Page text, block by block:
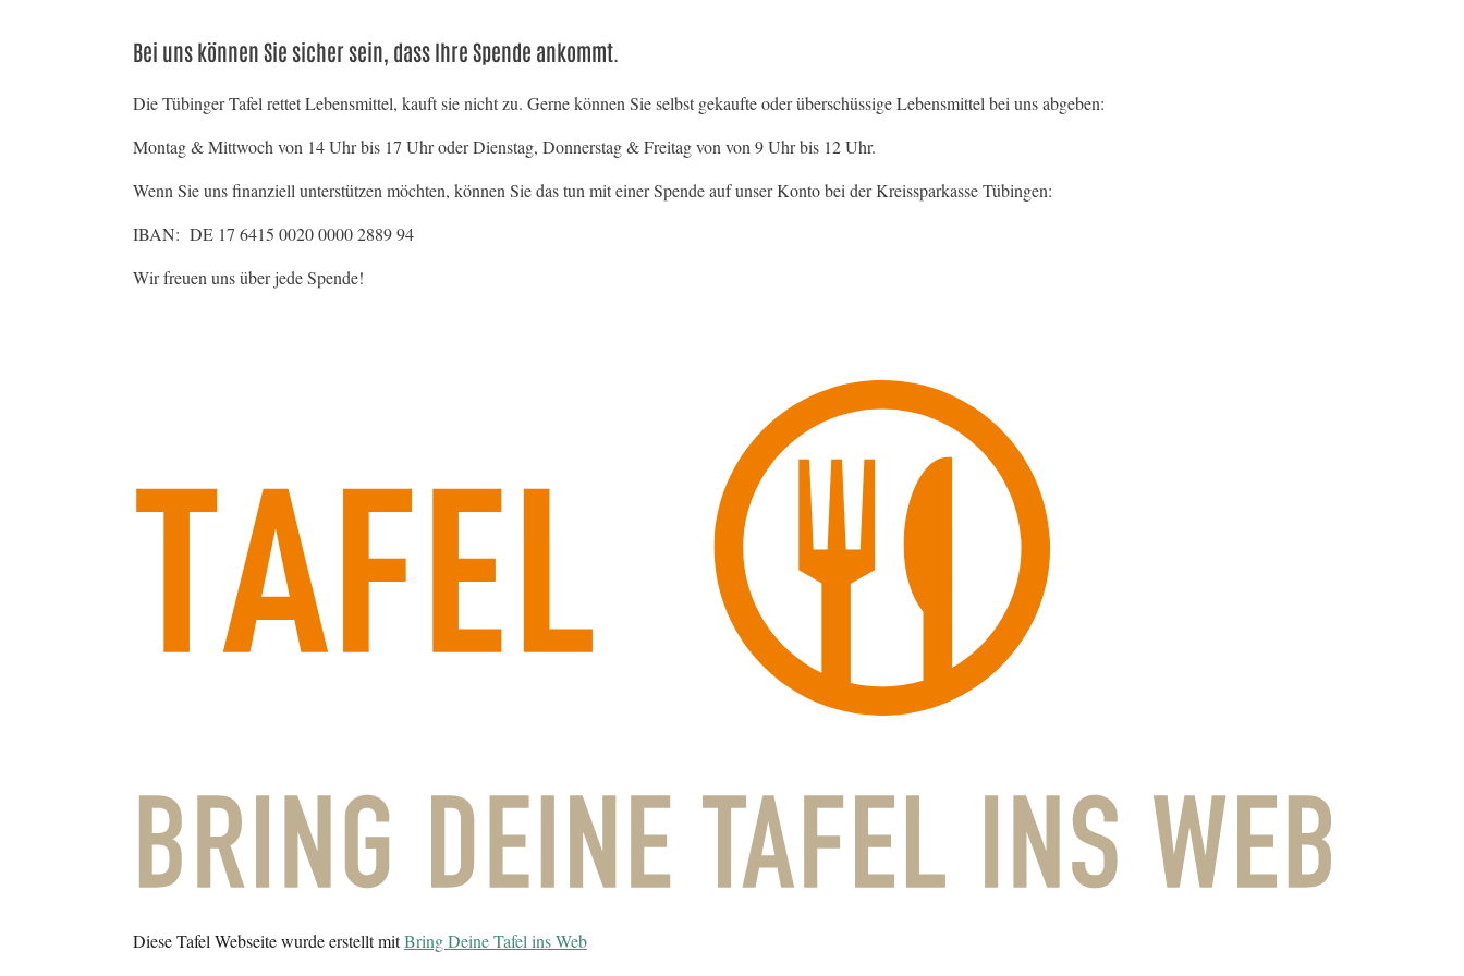
Bei uns können Sie sicher sein, dass Ihre Spende ankommt.
Die Tübinger Tafel rettet Lebensmittel, kauft sie nicht zu. Gerne können Sie selbst gekaufte oder überschüssige Lebensmittel bei uns abgeben:
Montag & Mittwoch von 14 Uhr bis 17 Uhr oder Dienstag, Donnerstag & Freitag von von 9 Uhr bis 12 Uhr.
Wenn Sie uns finanziell unterstützen möchten, können Sie das tun mit einer Spende auf unser Konto bei der Kreissparkasse Tübingen:
IBAN: DE 17 6415 0020 0000 2889 94
Wir freuen uns über jede Spende!
Diese Tafel Webseite wurde erstellt mitBring Deine Tafel ins Web